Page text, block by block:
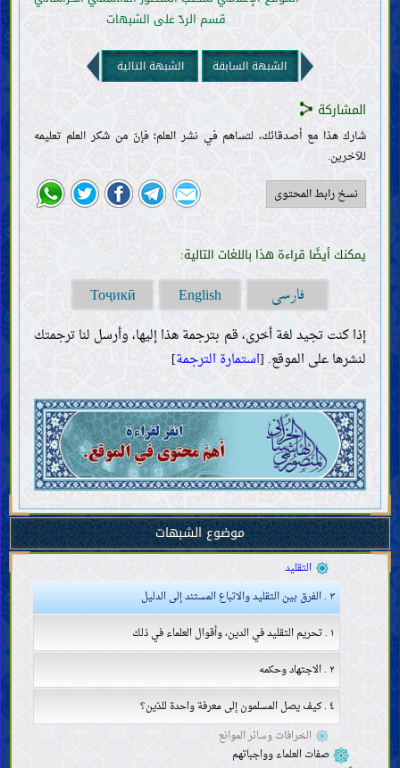
قسم الردّ على الشبهات
الشبهة السابقة الشبهة التالية
المشاركة
شارك هذا مع أصدقائك، لتساهم في نشر العلم؛ فإنّ من شكر العلم تعليمه
للآخرين.
نسخ رابط المحتوى
يمكنك أيضًا قراءة هذا باللغات التالية:
فارسی English
Тоҷикӣ
إذا كنت تجيد لغة أخرى، قم بترجمة هذا إليها، وأرسل لنا ترجمتك
لنشرها على الموقع. [استمارة الترجمة]
موضوع الشبهات
المقدّمات
العقل
العلم
وجوب اكتساب العلم (الاجتهاد) وطريقته
موانع اكتساب العلم
التقليد
٣ . الفرق بين التقليد والاتباع المستند إلى الدليل
١ . تحريم التقليد في الدين، وأقوال العلماء في ذلك
٢ . الاجتهاد وحكمه
٤ . كيف يصل المسلمون إلى معرفة واحدة للدّين؟
الخرافات وسائر الموانع
صفات العلماء وواجباتهم